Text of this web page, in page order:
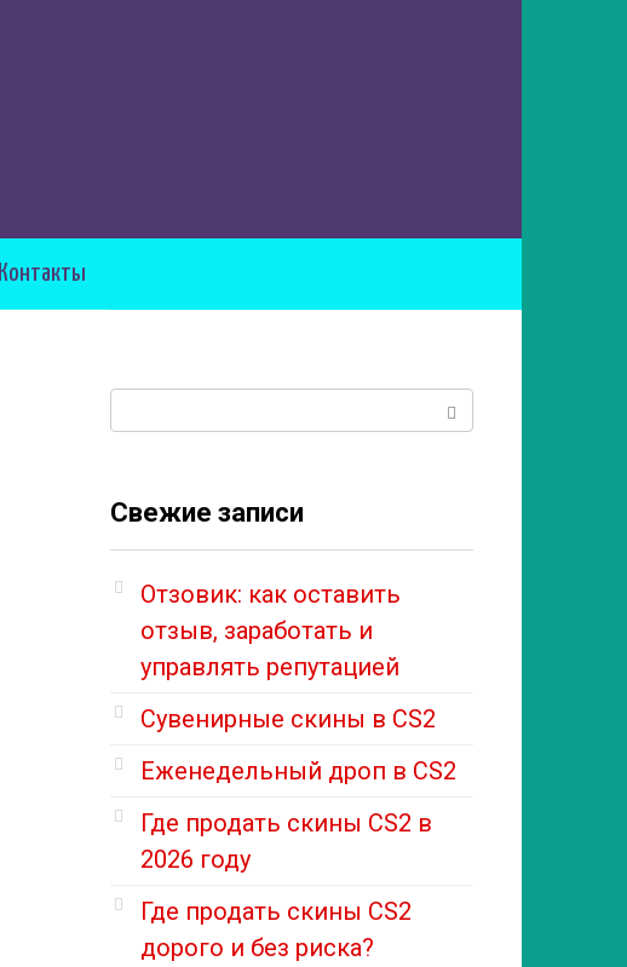
Контакты
Свежие записи
Отзовик: как оставить
отзыв, заработать и
управлять репутацией
Сувенирные скины в CS2
Еженедельный дроп в CS2
Где продать скины CS2 в
2026 году
Где продать скины CS2
дорого и без риска?